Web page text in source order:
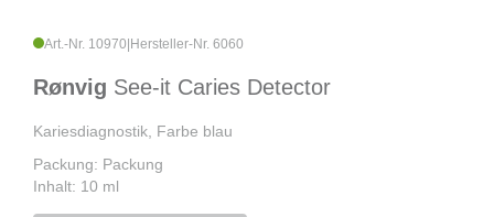
Art.-Nr. 10970 Hersteller-Nr. 6060
Rønvig See-it Caries Detector
Kariesdiagnostik, Farbe blau
Packung: Packung
Inhalt: 10 ml